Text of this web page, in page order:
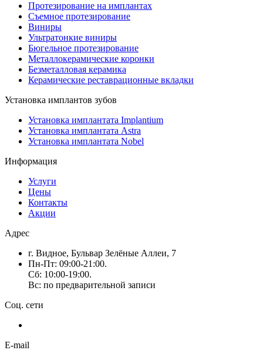
Протезирование на имплантах
Съемное протезирование
Виниры
Ультратонкие виниры
Бюгельное протезирование
Металлокерамические коронки
Безметалловая керамика
Керамические реставрационные вкладки
Установка имплантов зубов
Установка имплантата Implantium
Установка имплантата Astra
Установка имплантата Nobel
Информация
Услуги
Цены
Контакты
Акции
Адрес
г. Видное, Бульвар Зелёные Аллеи, 7
Пн-Пт: 09:00-21:00.
Сб: 10:00-19:00.
Вс: по предварительной записи
Соц. сети
E-mail